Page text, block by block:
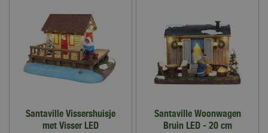
Santaville Vissershuisje
met Visser LED
Santaville Woonwagen
Bruin LED - 20 cm